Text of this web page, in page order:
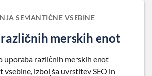
SEMANTIČNE VSEBINE
merskih enot
uporaba različnih merskih enot
vsebine, izboljša uvrstitev SEO in